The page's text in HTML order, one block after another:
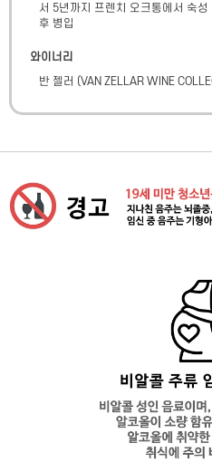
서 5년까지 프렌치 오크통에서 숙
후 병입
와이너리
반 젤러 (VAN ZELLAR WINE